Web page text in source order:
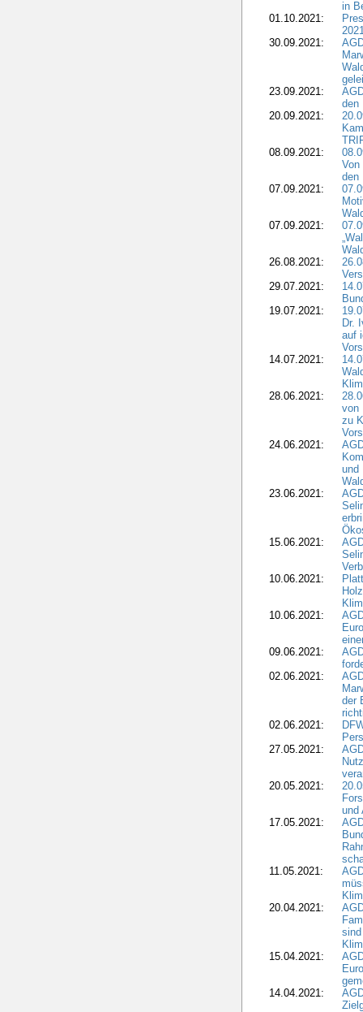
in
01.10.2021:
30.09.2021:
23.09.2021:
den
20.09.2021:
08.09.2021:
den
07.09.2021:
07.09.2021:
26.08.2021:
29.07.2021:
19.07.2021:
Dr.
auf
14.07.2021:
28.06.2021:
von
zu
24.06.2021:
und
23.06.2021:
15.06.2021:
10.06.2021:
10.06.2021:
09.06.2021:
02.06.2021:
der
02.06.2021:
27.05.2021:
20.05.2021:
und
17.05.2021:
11.05.2021:
20.04.2021:
15.04.2021:
14.04.2021: